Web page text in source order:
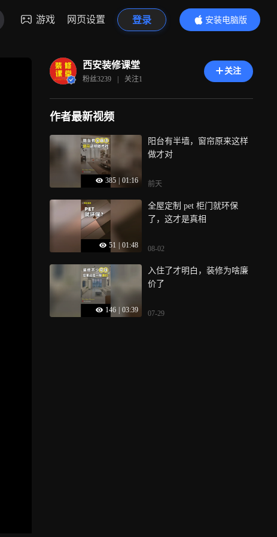
游戏 网页设置 登录
安装电脑版
内容更精彩
西安装修课堂
粉丝3239 | 关注1
关注
作者最新视频
385 01:16
阳台有半墙，窗帘原来这样
做才对
前天
51 01:48
全屋定制 pet 柜门就环保
了，这才是真相
08-02
146 03:39
入住了才明白，装修为啥廉
价了
07-29